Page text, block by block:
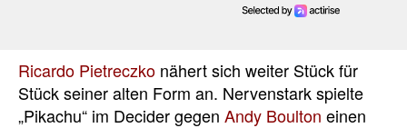
Ricardo Pietreczko nähert sich weiter Stück für
Stück seiner alten Form an. Nervenstark spielte
„Pikachu“ im Decider gegen Andy Boulton einen